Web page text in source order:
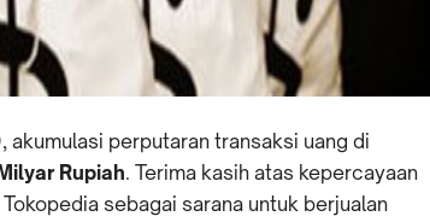
akumulasi perputaran transaksi uang di
Rupiah. Terima kasih atas kepercayaan
sebagai sarana untuk berjualan